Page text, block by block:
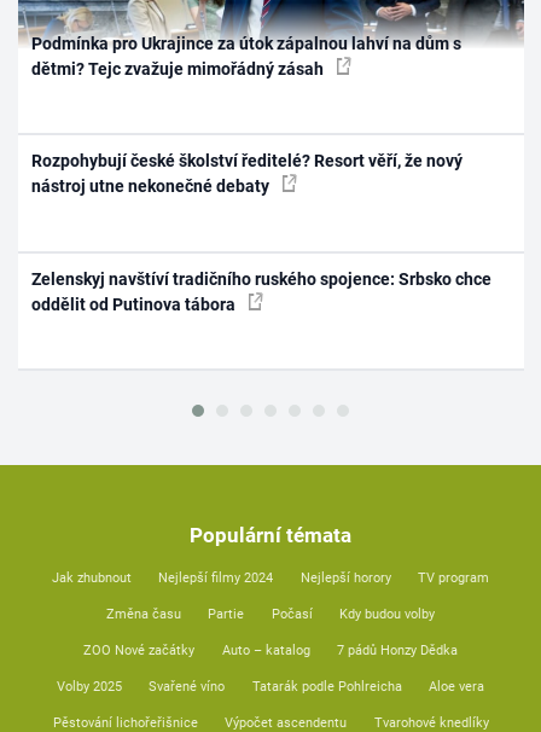
Podmínka pro Ukrajince za útok zápalnou lahví na dům s
dětmi? Tejc zvažuje mimořádný zásah
Rozpohybují české školství ředitelé? Resort věří, že nový
nástroj utne nekonečné debaty
Zelenskyj navštíví tradičního ruského spojence: Srbsko chce
oddělit od Putinova tábora
Populární témata
Jak zhubnout Nejlepší filmy 2024 Nejlepší horory TV program
Změna času Partie Počasí Kdy budou volby
ZOO Nové začátky Auto – katalog 7 pádů Honzy Dědka
Volby 2025 Svařené víno Tatarák podle Pohlreicha Aloe vera
Pěstování lichořeřišnice Výpočet ascendentu Tvarohové knedlíky